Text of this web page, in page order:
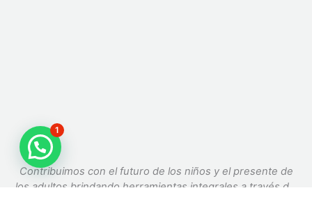
Contribuimos con el futuro de los niños y el presente de
los adultos brindando herramientas integrales a través del
1